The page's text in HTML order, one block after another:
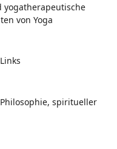
yogatherapeutische
von Yoga
spiritueller